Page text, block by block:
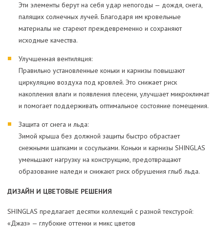
Эти элементы берут на себя удар непогоды — дождя, снега,
палящих солнечных лучей. Благодаря им кровельные
материалы не стареют преждевременно и сохраняют
исходные качества.
Улучшенная вентиляция:
Правильно установленные коньки и карнизы повышают
циркуляцию воздуха под кровлей. Это снижает риск
накопления влаги и появления плесени, улучшает микроклимат
и помогает поддерживать оптимальное состояние помещения.
Защита от снега и льда:
Зимой крыша без должной защиты быстро обрастает
снежными шапками и сосульками. Коньки и карнизы SHINGLAS
уменьшают нагрузку на конструкцию, предотвращают
образование наледи и снижают риск обрушения глыб льда.
ДИЗАЙН И ЦВЕТОВЫЕ РЕШЕНИЯ
SHINGLAS предлагает десятки коллекций с разной текстурой:
«Джаз» — глубокие оттенки и микс цветов